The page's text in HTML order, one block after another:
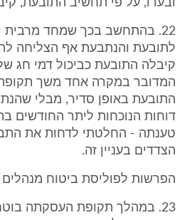
ובעדו, על פי תחשיב התובעת,
22. בהתחשב בכך שמחד מרבית
לתובעת והנתבעת אף הצליחה
קיבלה התובעת כביכול דמי חג
התובעת באופן סדיר, מבלי
דוחות הנוכחות ליתר החודשים
טענתה - החלטתי לדחות את
הצדדים בעניין זה.
הפרשות לפוליסת ביטוח מנהלים
23. במהלך תקופת העסקתה